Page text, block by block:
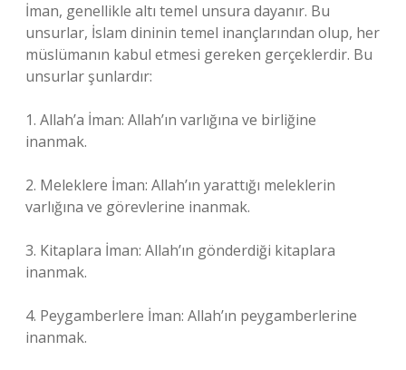
İman, genellikle altı temel unsura dayanır. Bu
unsurlar, İslam dininin temel inançlarından olup, her
müslümanın kabul etmesi gereken gerçeklerdir. Bu
unsurlar şunlardır:
1. Allah’a İman: Allah’ın varlığına ve birliğine
inanmak.
2. Meleklere İman: Allah’ın yarattığı meleklerin
varlığına ve görevlerine inanmak.
3. Kitaplara İman: Allah’ın gönderdiği kitaplara
inanmak.
4. Peygamberlere İman: Allah’ın peygamberlerine
inanmak.